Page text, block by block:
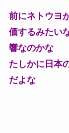
前にネトウヨ
価するみたい
響なのかな
たしかに日本
だよな